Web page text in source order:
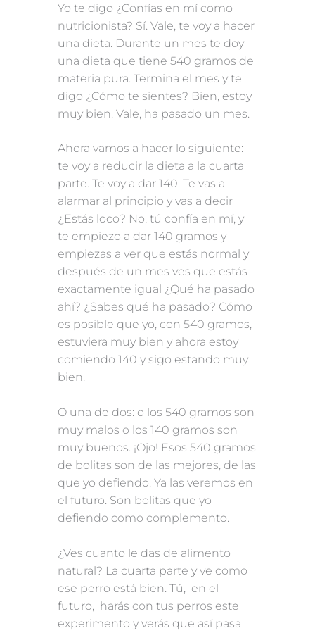
Yo te digo ¿Confías en mí como
nutricionista? Sí. Vale, te voy a hacer
una dieta. Durante un mes te doy
una dieta que tiene 540 gramos de
materia pura. Termina el mes y te
digo ¿Cómo te sientes? Bien, estoy
muy bien. Vale, ha pasado un mes.
Ahora vamos a hacer lo siguiente:
te voy a reducir la dieta a la cuarta
parte. Te voy a dar 140. Te vas a
alarmar al principio y vas a decir
¿Estás loco? No, tú confía en mí, y
te empiezo a dar 140 gramos y
empiezas a ver que estás normal y
después de un mes ves que estás
exactamente igual ¿Qué ha pasado
ahí? ¿Sabes qué ha pasado? Cómo
es posible que yo, con 540 gramos,
estuviera muy bien y ahora estoy
comiendo 140 y sigo estando muy
bien.
O una de dos: o los 540 gramos son
muy malos o los 140 gramos son
muy buenos. ¡Ojo! Esos 540 gramos
de bolitas son de las mejores, de las
que yo defiendo. Ya las veremos en
el futuro. Son bolitas que yo
defiendo como complemento.
¿Ves cuanto le das de alimento
natural? La cuarta parte y ve como
ese perro está bien. Tú, en el
futuro, harás con tus perros este
experimento y verás que así pasa